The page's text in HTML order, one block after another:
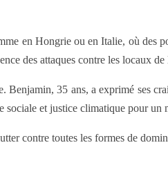
en Hongrie ou en Italie, où des
des attaques contre les locaux de
35 ans, a exprimé ses
et justice climatique pour un
contre toutes les formes de